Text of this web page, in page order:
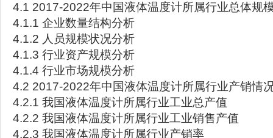
4.1 2017-2022年中国液体温度计所属行业总体规
4.1.1 企业数量结构分析
4.1.2 人员规模状况分析
4.1.3 行业资产规模分析
4.1.4 行业市场规模分析
4.2 2017-2022年中国液体温度计所属行业产销情
4.2.1 我国液体温度计所属行业工业总产值
4.2.2 我国液体温度计所属行业工业销售产值
4.2.3 我国液体温度计所属行业产销率